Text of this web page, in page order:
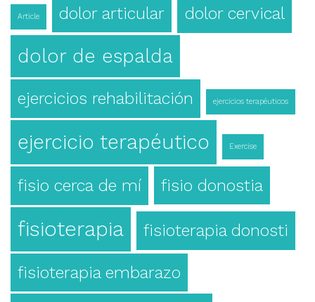
Article dolor articular dolor cervical
dolor de espalda
ejercicios rehabilitación ejercicios terapéuticos
ejercicio terapéutico Exercise
fisio cerca de mí fisio donostia
fisioterapia fisioterapia donosti
fisioterapia embarazo